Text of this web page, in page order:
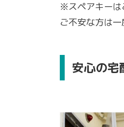
※スペアキーは
ご不安な方は一
安心の宅